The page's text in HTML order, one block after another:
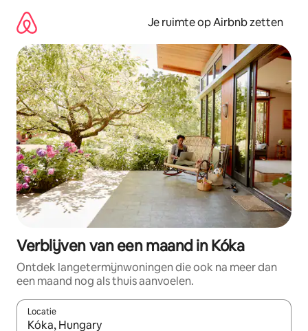
direct
naar
inhoud
Je ruimte op Airbnb zetten
Verblijven van een maand in Kóka
Ontdek langetermijnwoningen die ook na meer dan
een maand nog als thuis aanvoelen.
Locatie
Wanneer er suggesties beschikbaar zijn, maak je een keuze